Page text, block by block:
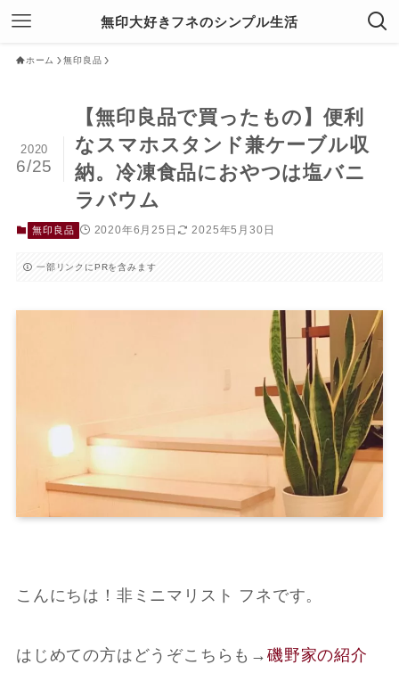
無印大好きフネのシンプル生活
ホーム 無印良品
【無印良品で買ったもの】便利
なスマホスタンド兼ケーブル収
納。冷凍食品におやつは塩バニ
ラバウム
2020
6/25
無印良品 2020年6月25日 2025年5月30日
一部リンクにPRを含みます
こんにちは！非ミニマリスト フネです。
はじめての方はどうぞこちらも →磯野家の紹介